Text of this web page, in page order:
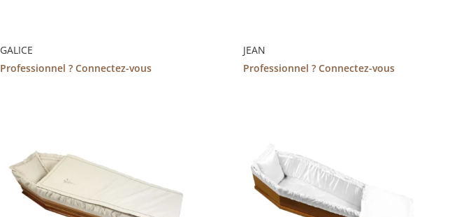
GALICE
Professionnel ? Connectez-vous
JEAN
Professionnel ? Connectez-vous